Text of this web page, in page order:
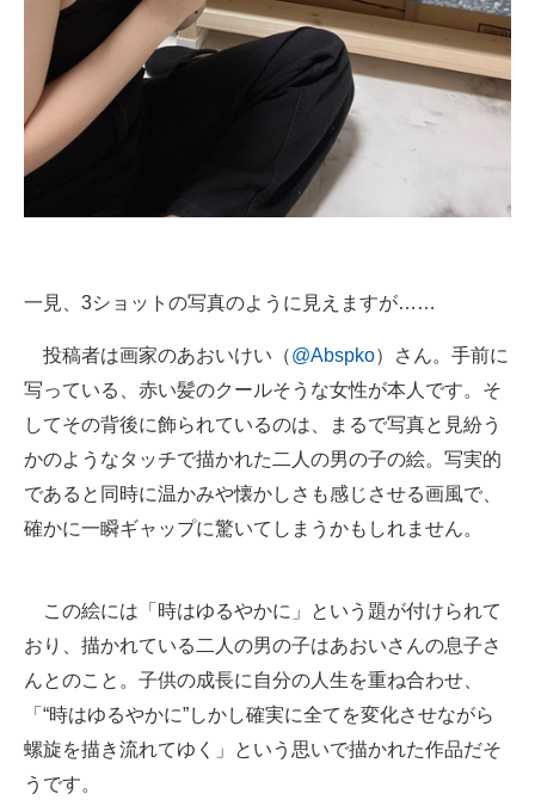
電子設計の基本と応用
エネルギーの専門メディア
建設×テクノロジーの最前線
一見、3ショットの写真のように見えますが……
投稿者は画家のあおいけい（@Abspko）さん。手前に
写っている、赤い髪のクールそうな女性が本人です。そ
してその背後に飾られているのは、まるで写真と見紛う
かのようなタッチで描かれた二人の男の子の絵。写実的
であると同時に温かみや懐かしさも感じさせる画風で、
確かに一瞬ギャップに驚いてしまうかもしれません。
この絵には「時はゆるやかに」という題が付けられて
おり、描かれている二人の男の子はあおいさんの息子さ
んとのこと。子供の成長に自分の人生を重ね合わせ、
「“時はゆるやかに”しかし確実に全てを変化させながら
螺旋を描き流れてゆく」という思いで描かれた作品だそ
うです。